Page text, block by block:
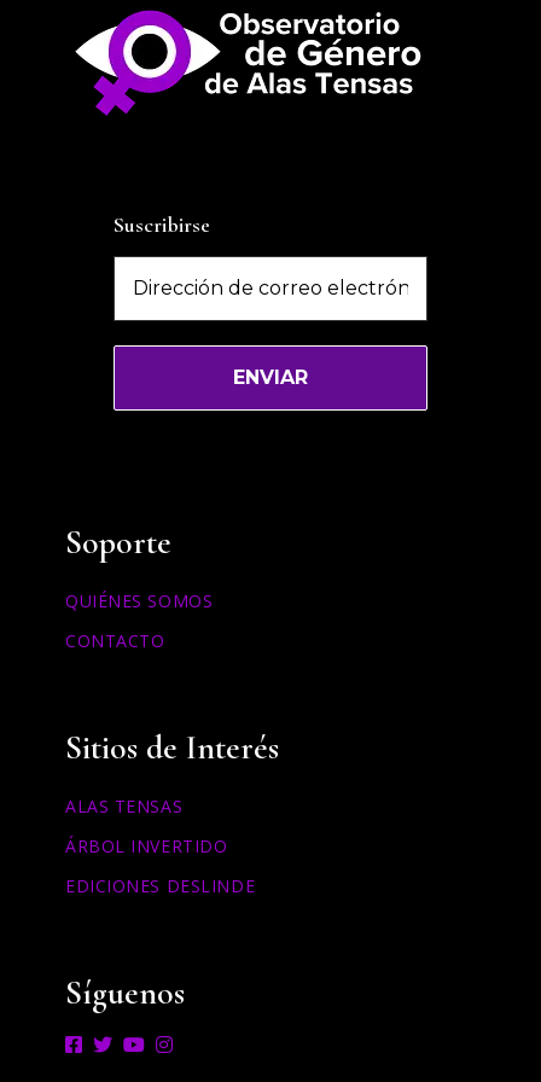
Suscribirse
Soporte
QUIÉNES SOMOS
CONTACTO
Sitios de Interés
ALAS TENSAS
ÁRBOL INVERTIDO
EDICIONES DESLINDE
Síguenos